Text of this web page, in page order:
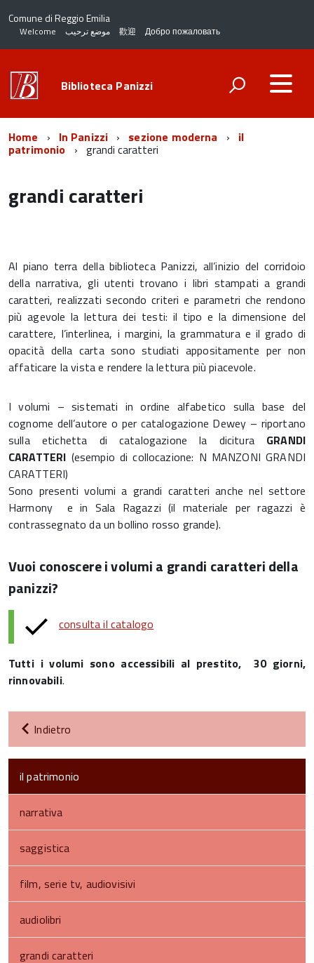
Comune di Reggio Emilia
Welcome موضع ترحيب 歡迎 Добро пожаловать
Biblioteca Panizzi
Home In Panizzi sezione moderna il
patrimonio grandi caratteri
grandi caratteri
Al piano terra della biblioteca Panizzi, all’inizio del corridoio
della narrativa, gli utenti trovano i libri stampati a grandi
caratteri, realizzati secondo criteri e parametri che rendono
più agevole la lettura dei testi: il tipo e la dimensione del
carattere, l’interlinea, i margini, la grammatura e il grado di
opacità della carta sono studiati appositamente per non
affaticare la vista e rendere la lettura più piacevole.
I volumi – sistemati in ordine alfabetico sulla base del
cognome dell’autore o per catalogazione Dewey – riportano
sulla etichetta di catalogazione la dicitura GRANDI
CARATTERI (esempio di collocazione: N MANZONI GRANDI
CARATTERI)
Sono presenti volumi a grandi caratteri anche nel settore
Harmony e in Sala Ragazzi (il materiale per ragazzi è
contrassegnato da un bollino rosso grande).
Vuoi conoscere i volumi a grandi caratteri della
panizzi?
consulta il catalogo
Tutti i volumi sono accessibili al prestito, 30 giorni,
rinnovabili.
Indietro
il patrimonio
narrativa
saggistica
film, serie tv, audiovisivi
audiolibri
grandi caratteri